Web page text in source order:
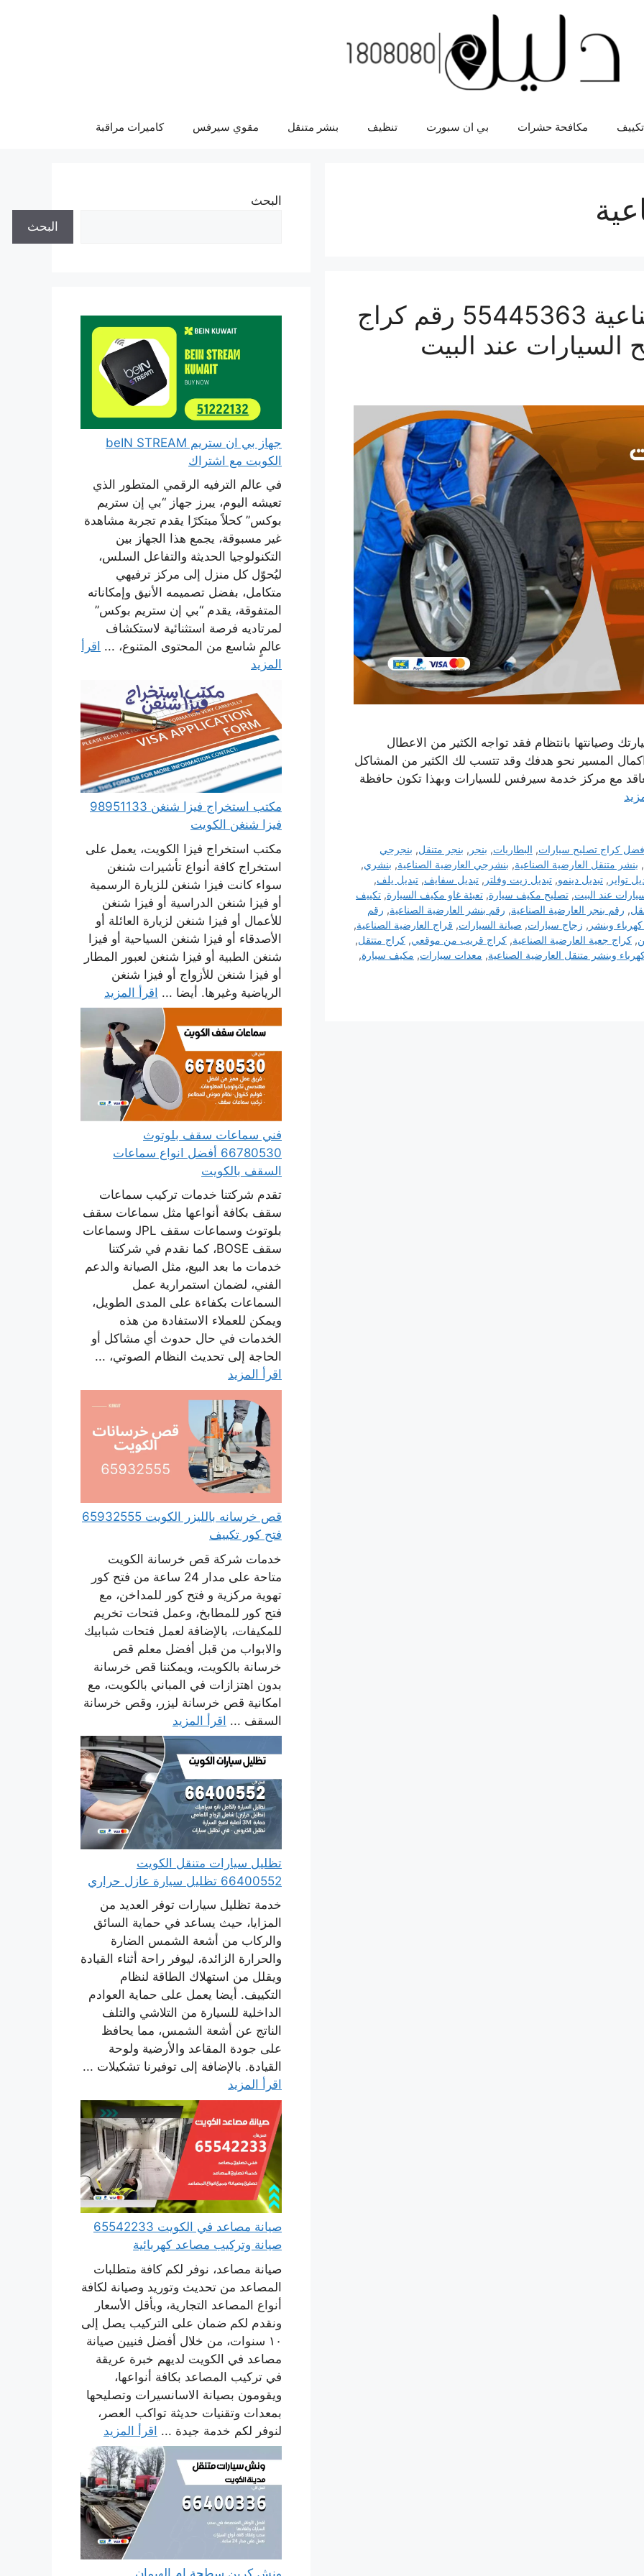
تكييف مكافحة حشرات بي ان سبورت تنظيف بنشر متنقل مقوي سيرفس كاميرات مراقبة
رقم كراج العارضية الصناعية 55445363 رقم كراج
السيارات عند البيت
وصيانتها بانتظام فقد تواجه الكثير من الاعطال
المسير نحو هدفك وقد تتسب لك الكثير من المشاكل
مع مركز خدمة سيرفس للسيارات وبهذا تكون حافظة
كراج تصليح سيارات, البطاريات, بنجر , بنجر متنقل, بنجرجي
, بنشر متنقل العارضية الصناعية, بنشرجي العارضية الصناعية, بنشري,
تواير , تبديل دينمو, تبديل زيت وفلتر , تبديل سفايف, تبديل يلف,
عند البيت, تصليح مكيف سيارة, تعبئة غاو مكيف السيارة, تكييف
, رقم بنجر العارضية الصناعية, رقم بنشر العارضية الصناعية, رقم
وبنشر , زجاج سيارات, صيانة السيارات, قراج العارضية الصناعية,
, كراج جعية العارضية الصناعية, كراج قريب من موقعي, كراج متتقل,
وبنشر متنقل العارضية الصناعية, معدات سيارات, مكيف سيارة,
البحث
البحث
جهاز بي ان ستريم beIN STREAM
الكويت مع اشتراك
في عالم الترفيه الرقمي المتطور الذي
تعيشه اليوم، يبرز جهاز “بي إن ستريم
بوكس” كحلاً مبتكرًا يقدم تجربة مشاهدة
غير مسبوقة، يجمع هذا الجهاز بين
التكنولوجيا الحديثة والتفاعل السلس،
ليُحوّل كل منزل إلى مركز ترفيهي
متكامل، بفضل تصميمه الأنيق وإمكاناته
المتفوقة، يقدم “بي إن ستريم بوكس”
لمرتاديه فرصة استثنائية لاستكشاف
عالمٍ شاسع من المحتوى المتنوع، ... اقرأ
المزيد
مكتب استخراج فيزا شنغن 98951133
فيزا شنغن الكويت
مكتب استخراج فيزا الكويت، يعمل على
استخراج كافة أنواع تأشيرات شنغن
سواء كانت فيزا شنغن للزيارة الرسمية
أو فيزا شنغن الدراسية أو فيزا شنغن
للأعمال أو فيزا شنغن لزيارة العائلة أو
الأصدقاء أو فيزا شنغن السياحية أو فيزا
شنغن الطبية أو فيزا شنغن لعبور المطار
أو فيزا شنغن للأزواج أو فيزا شنغن
الرياضية وغيرها. أيضا ... اقرأ المزيد
فني سماعات سقف بلوتوث
66780530 أفضل انواع سماعات
السقف بالكويت
تقدم شركتنا خدمات تركيب سماعات
سقف بكافة أنواعها مثل سماعات سقف
بلوتوث وسماعات سقف JPL وسماعات
سقف BOSE، كما نقدم في شركتنا
خدمات ما بعد البيع، مثل الصيانة والدعم
الفني، لضمان استمرارية عمل
السماعات بكفاءة على المدى الطويل،
ويمكن للعملاء الاستفادة من هذه
الخدمات في حال حدوث أي مشاكل أو
الحاجة إلى تحديث النظام الصوتي، ...
اقرأ المزيد
قص خرسانه بالليزر الكويت 65932555
فتح كور تكييف
خدمات شركة قص خرسانة الكويت
متاحة على مدار 24 ساعة من فتح كور
تهوية مركزية و فتح كور للمداخن، مع
فتح كور للمطابخ، وعمل فتحات تخريم
للمكيفات، بالإضافة لعمل فتحات شبابيك
والابواب من قبل أفضل معلم قص
خرسانة بالكويت، ويمكننا قص خرسانة
بدون اهتزازات في المباني بالكويت، مع
امكانية قص خرسانة ليزر، وقص خرسانة
السقف ... اقرأ المزيد
تظليل سيارات متنقل الكويت
66400552 تظليل سيارة عازل حراري
خدمة تظليل سيارات توفر العديد من
المزايا، حيث يساعد في حماية السائق
والركاب من أشعة الشمس الضارة
والحرارة الزائدة، ليوفر راحة أثناء القيادة
ويقلل من استهلاك الطاقة لنظام
التكييف. أيضا يعمل على حماية العوادم
الداخلية للسيارة من التلاشي والتلف
الناتج عن أشعة الشمس، مما يحافظ
على جودة المقاعد والأرضية ولوحة
القيادة. بالإضافة إلى توفيرنا تشكيلات ...
اقرأ المزيد
صيانة مصاعد في الكويت 65542233
صيانة وتركيب مصاعد كهربائية
صيانة مصاعد، نوفر لكم كافة متطلبات
المصاعد من تحديث وتوريد وصيانة لكافة
أنواع المصاعد التجارية، وبأقل الأسعار
ونقدم لكم ضمان على التركيب يصل إلى
١٠ سنوات، من خلال أفضل فنيين صيانة
مصاعد في الكويت لديهم خبرة عريقة
في تركيب المصاعد بكافة أنواعها،
ويقومون بصيانة الاسانسيرات وتصليحها
بمعدات وتقنيات حديثة تواكب العصر،
لنوفر لكم خدمة جيدة ... اقرأ المزيد
ونش كرين سطحة ام الهيمان